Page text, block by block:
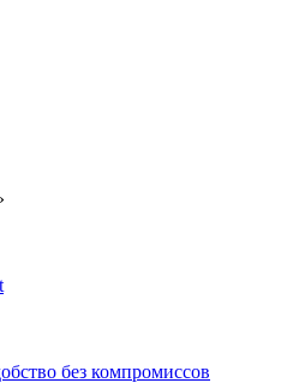
без компромиссов